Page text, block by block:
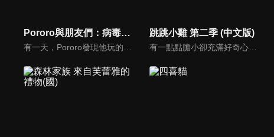
Pororo與朋友們：病毒剋星(國) 跳跳小雞 第二季 (中文版)
有一點點膽小卻充滿好奇心的"帶骨雞"，和總是用小跳步靠過來的舞蹈老師"小跳步青蛙老師"，以及其他具有獨特個性的夥伴們跳舞大活耀！在家裡和各種地方以「身體動了，心也舞動了起來♪」為主題。